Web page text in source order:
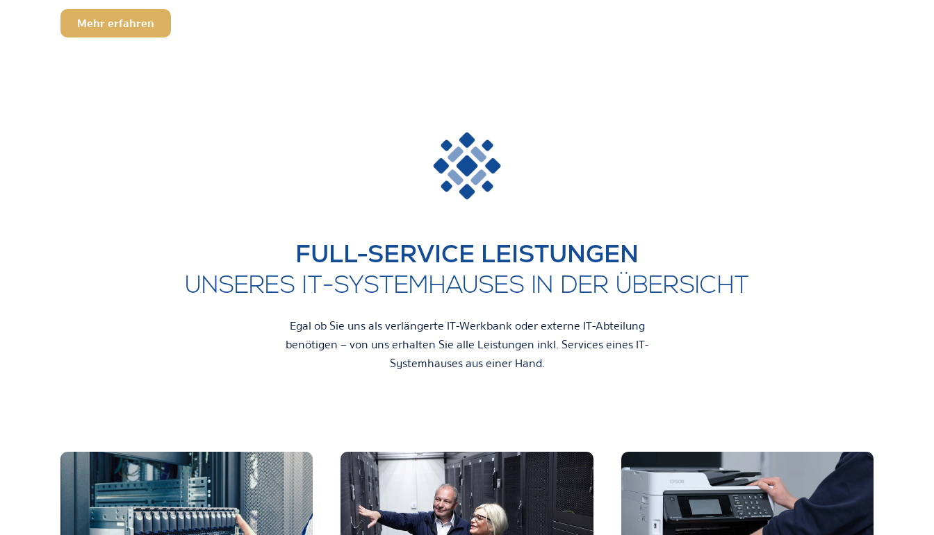
Mehr erfahren
FULL-SERVICE LEISTUNGEN
UNSERES IT-SYSTEMHAUSES IN DER ÜBERSICHT
Egal ob Sie uns als verlängerte IT-Werkbank oder externe IT-Abteilung
benötigen – von uns erhalten Sie alle Leistungen inkl. Services eines IT-
Systemhauses aus einer Hand.